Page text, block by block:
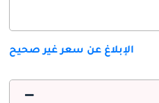
الإبلاغ عن سعر غير صحيح